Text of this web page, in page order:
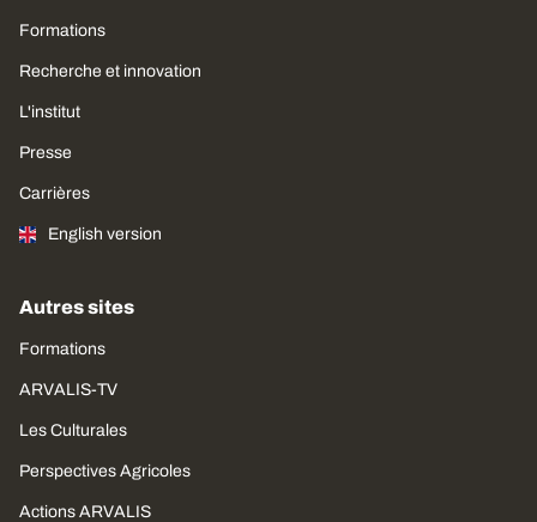
Formations
Recherche et innovation
L'institut
Presse
Carrières
English version
Autres sites
Formations
ARVALIS-TV
Les Culturales
Perspectives Agricoles
Actions ARVALIS